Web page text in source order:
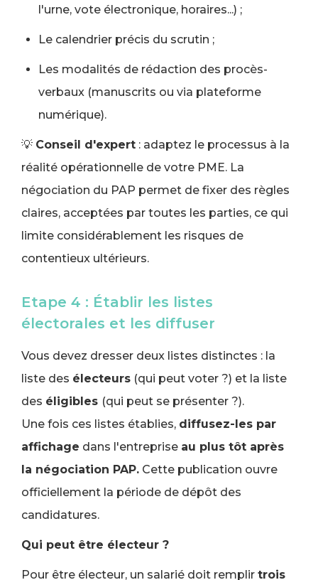
l'urne, vote électronique, horaires...) ;
Le calendrier précis du scrutin ;
Les modalités de rédaction des procès-
verbaux (manuscrits ou via plateforme
numérique).
💡 Conseil d'expert : adaptez le processus à la
réalité opérationnelle de votre PME. La
négociation du PAP permet de fixer des règles
claires, acceptées par toutes les parties, ce qui
limite considérablement les risques de
contentieux ultérieurs.
Etape 4 : Établir les listes
électorales et les diffuser
Vous devez dresser deux listes distinctes : la
liste des électeurs (qui peut voter ?) et la liste
des éligibles (qui peut se présenter ?).
Une fois ces listes établies, diffusez-les par
affichage dans l'entreprise au plus tôt après
la négociation PAP. Cette publication ouvre
officiellement la période de dépôt des
candidatures.
Qui peut être électeur ?
Pour être électeur, un salarié doit remplir trois